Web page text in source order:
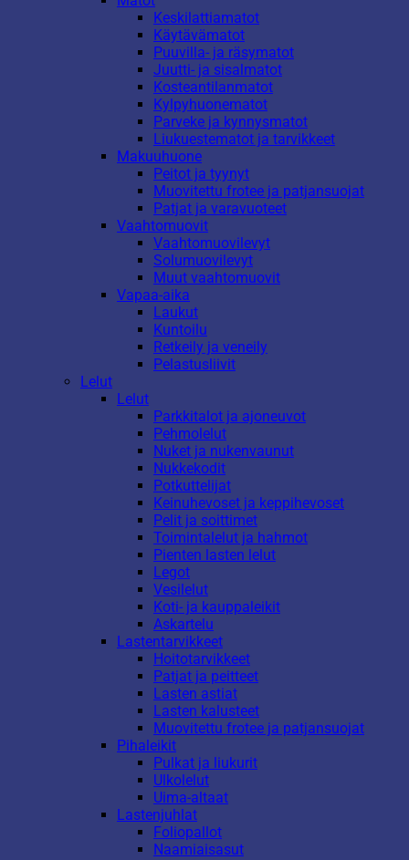
Keskilattiamatot
Käytävämatot
Puuvilla- ja räsymatot
Juutti- ja sisalmatot
Kosteantilanmatot
Kylpyhuonematot
Parveke ja kynnysmatot
Liukuestematot ja tarvikkeet
Makuuhuone
Peitot ja tyynyt
Muovitettu frotee ja patjansuojat
Patjat ja varavuoteet
Vaahtomuovit
Vaahtomuovilevyt
Solumuovilevyt
Muut vaahtomuovit
Vapaa-aika
Laukut
Kuntoilu
Retkeily ja veneily
Pelastusliivit
Lelut
Lelut
Parkkitalot ja ajoneuvot
Pehmolelut
Nuket ja nukenvaunut
Nukkekodit
Potkuttelijat
Keinuhevoset ja keppihevoset
Pelit ja soittimet
Toimintalelut ja hahmot
Pienten lasten lelut
Legot
Vesilelut
Koti- ja kauppaleikit
Askartelu
Lastentarvikkeet
Hoitotarvikkeet
Patjat ja peitteet
Lasten astiat
Lasten kalusteet
Muovitettu frotee ja patjansuojat
Pihaleikit
Pulkat ja liukurit
Ulkolelut
Uima-altaat
Lastenjuhlat
Foliopallot
Naamiaisasut